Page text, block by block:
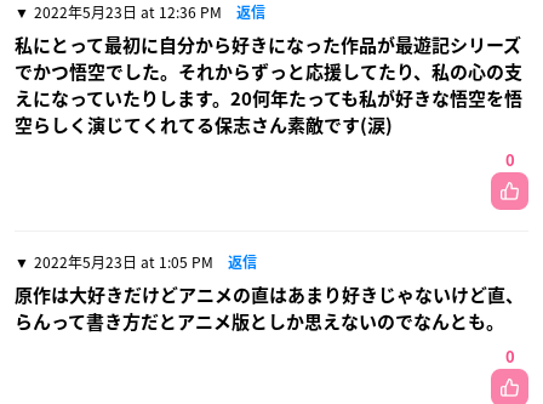
2022年5月23日 at 12:36 PM 返信
私にとって最初に自分から好きになった作品が最遊記シリーズ
でかつ悟空でした。それからずっと応援してたり、私の心の支
えになっていたりします。20何年たっても私が好きな悟空を悟
空らしく演じてくれてる保志さん素敵です(涙)
0
2022年5月23日 at 1:05 PM 返信
原作は大好きだけどアニメの直はあまり好きじゃないけど直、
らんって書き方だとアニメ版としか思えないのでなんとも。
0